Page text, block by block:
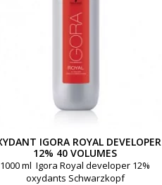
IGORA ROYAL DEVELOPER
12% 40 VOLUMES
1000 ml Igora Royal developer 12%
oxydants Schwarzkopf